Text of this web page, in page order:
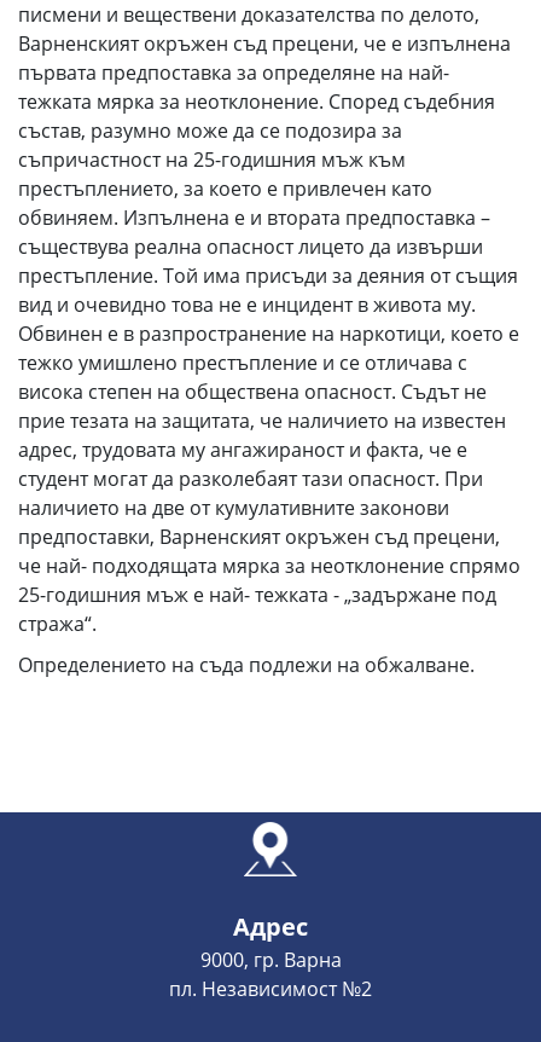
писмени и веществени доказателства по делото,
Варненският окръжен съд прецени, че е изпълнена
първата предпоставка за определяне на най-
тежката мярка за неотклонение. Според съдебния
състав, разумно може да се подозира за
съпричастност на 25-годишния мъж към
престъплението, за което е привлечен като
обвиняем. Изпълнена е и втората предпоставка –
съществува реална опасност лицето да извърши
престъпление. Той има присъди за деяния от същия
вид и очевидно това не е инцидент в живота му.
Обвинен е в разпространение на наркотици, което е
тежко умишлено престъпление и се отличава с
висока степен на обществена опасност. Съдът не
прие тезата на защитата, че наличието на известен
адрес, трудовата му ангажираност и факта, че е
студент могат да разколебаят тази опасност. При
наличието на две от кумулативните законови
предпоставки, Варненският окръжен съд прецени,
че най- подходящата мярка за неотклонение спрямо
25-годишния мъж е най- тежката - „задържане под
стража“.
Определението на съда подлежи на обжалване.
Адрес
9000, гр. Варна
пл. Независимост №2